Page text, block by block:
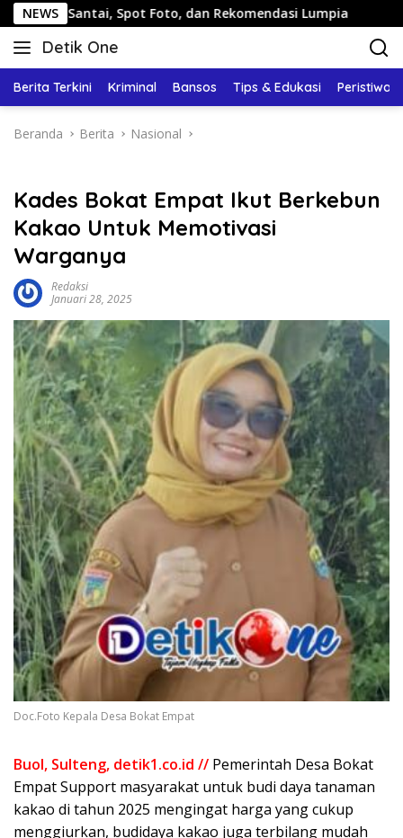
Langsung
ke
konten
NEWS
Spot Foto, dan Rekomendasi Lumpia Panduan
Detik One
Tajam
Fakta
Berita Terkini Kriminal Bansos Tips & Edukasi Peristiwa
Beranda Berita Nasional
Kades Bokat Empat Ikut Berkebun
Kakao Untuk Memotivasi
Warganya
Redaksi
Januari 28, 2025
Doc.Foto Kepala Desa Bokat Empat
Buol, Sulteng, detik1.co.id // Pemerintah Desa Bokat
Empat Support masyarakat untuk budi daya tanaman
kakao di tahun 2025 mengingat harga yang cukup
menggiurkan, budidaya kakao juga terbilang mudah